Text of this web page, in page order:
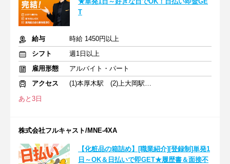
T
給与
時給 1450円以上
シフト
週1日以上
雇用形態
アルバイト・パート
アクセス
(1)本厚木駅 (2)上大岡駅 (3)横浜駅
あと3日
株式会社フルキャスト/MNE-4XA
【化粧品の箱詰め】[職業紹介][登録制]単発1
日～OK＆日払いで即GET★履歴書＆面接不